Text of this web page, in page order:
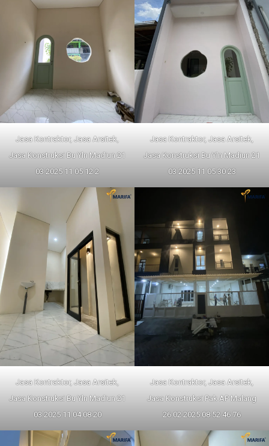
Jasa Kontraktor, Jasa Arsitek,
Jasa Konstruksi Bu Yln Madiun 21
03 2025 11 05 12 2
Jasa Kontraktor, Jasa Arsitek,
Jasa Konstruksi Bu Yln Madiun 21
03 2025 11 05 30 23
Jasa Kontraktor, Jasa Arsitek,
Jasa Konstruksi Bu Yln Madiun 21
03 2025 11 04 08 20
Jasa Kontraktor, Jasa Arsitek,
Jasa Konstruksi Pak AP Malang
26 02 2025 08 52 46 76